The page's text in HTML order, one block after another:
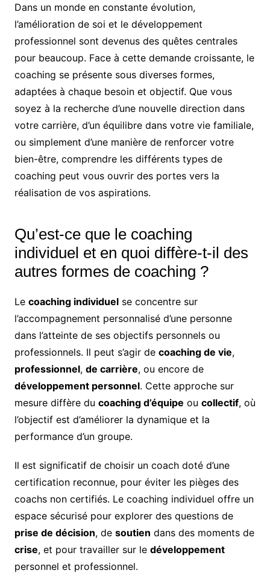
Dans un monde en constante évolution,
l’amélioration de soi et le développement
professionnel sont devenus des quêtes centrales
pour beaucoup. Face à cette demande croissante, le
coaching se présente sous diverses formes,
adaptées à chaque besoin et objectif. Que vous
soyez à la recherche d’une nouvelle direction dans
votre carrière, d’un équilibre dans votre vie familiale,
ou simplement d’une manière de renforcer votre
bien-être, comprendre les différents types de
coaching peut vous ouvrir des portes vers la
réalisation de vos aspirations.
Qu’est-ce que le coaching
individuel et en quoi diffère-t-il des
autres formes de coaching ?
Le coaching individuelse concentre sur
l’accompagnement personnalisé d’une personne
dans l’atteinte de ses objectifs personnels ou
professionnels. Il peut s’agir de coaching de vie,
professionnel, de carrière, ou encore de
développement personnel. Cette approche sur
mesure diffère du coaching d’équipe ou collectif, où
l’objectif est d’améliorer la dynamique et la
performance d’un groupe.
Il est significatif de choisir un coach doté d’une
certification reconnue, pour éviter les pièges des
coachs non certifiés. Le coaching individuel offre un
espace sécurisé pour explorer des questions de
prise de décision, de soutien dans des moments de
crise, et pour travailler sur le développement
personnel et professionnel.